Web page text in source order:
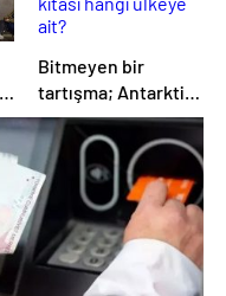
Bitmeyen bir
tartışma; Antarktika
kıtası hangi ülkeye
ait?